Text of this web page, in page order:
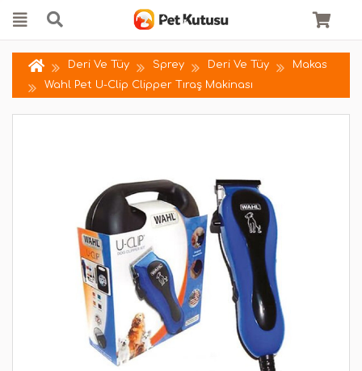
Deri Ve Tüy Sprey Deri Ve Tüy
Makas
Wahl Pet U-Clip Clipper Tıraş Makinası